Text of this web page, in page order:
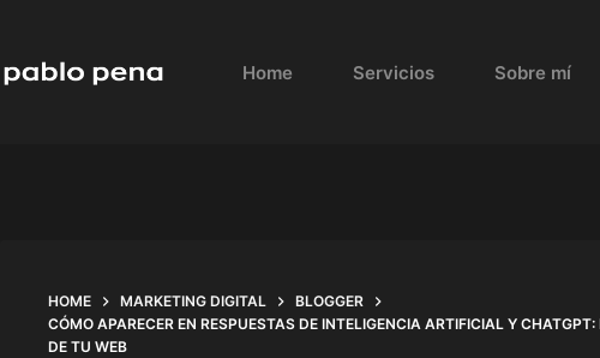
content
Home Servicios Sobre mí
HOME MARKETING DIGITAL
BLOGGER
CÓMO APARECER EN RESPUESTAS DE INTELIGENCIA ARTIFICIAL Y
DE TU WEB